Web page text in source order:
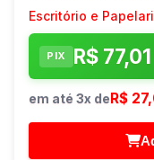
Escritório e
PIX R$ 77,01
em até 3x de R$